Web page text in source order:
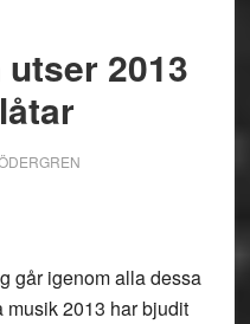
2013
går igenom alla dessa
musik 2013 har bjudit